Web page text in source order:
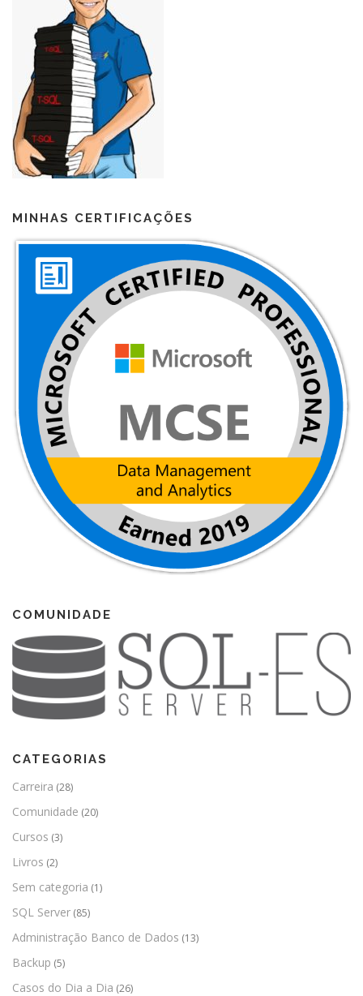
MINHAS CERTIFICAÇÕES
COMUNIDADE
CATEGORIAS
Carreira (28)
Comunidade (20)
Cursos (3)
Livros (2)
Sem categoria (1)
SQL Server (85)
Administração Banco de Dados (13)
Backup (5)
Casos do Dia a Dia (26)